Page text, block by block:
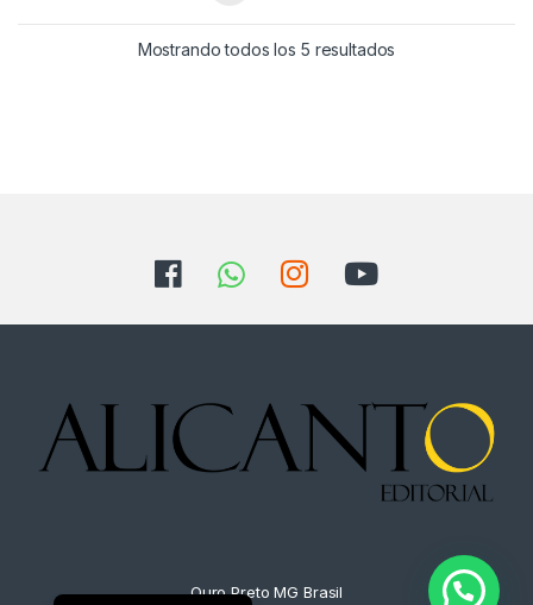
Mostrando todos los 5 resultados
Ouro Preto MG Brasil